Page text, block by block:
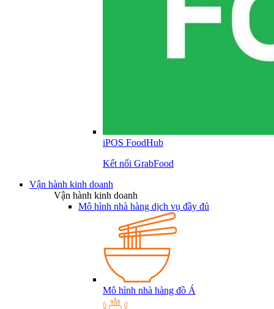
iPOS FoodHub
Kết nối GrabFood
Vận hành kinh doanh
Vận hành kinh doanh
Mô hình nhà hàng dịch vụ đầy đủ
Mô hình nhà hàng đồ Á